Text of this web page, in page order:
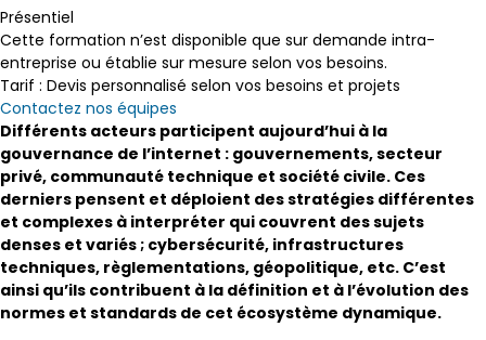
Présentiel
Cette formation n’est disponible que sur demande intra-
entreprise ou établie sur mesure selon vos besoins.
Tarif : Devis personnalisé selon vos besoins et projets
Contactez nos équipes
Différents acteurs participent aujourd’hui à la
gouvernance de l’internet : gouvernements, secteur
privé, communauté technique et société civile. Ces
derniers pensent et déploient des stratégies différentes
et complexes à interpréter qui couvrent des sujets
denses et variés ; cybersécurité, infrastructures
techniques, règlementations, géopolitique, etc. C’est
ainsi qu’ils contribuent à la définition et à l’évolution des
normes et standards de cet écosystème dynamique.